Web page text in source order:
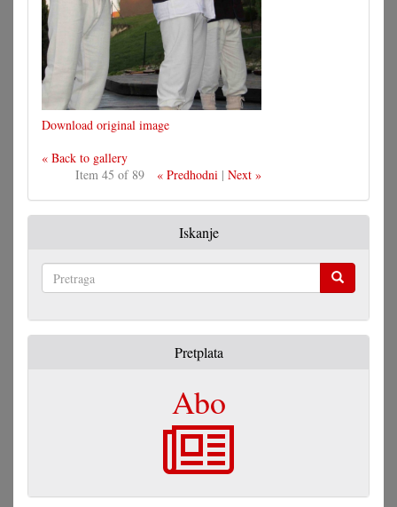
Download original image
« Back to gallery
Item 45 of 89
« Predhodni| Next »
Iskanje
Pretplata
Abo